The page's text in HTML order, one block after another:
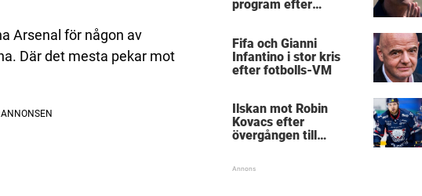
Arsenal för någon av
Där det mesta pekar mot
program efter
Fifa och Gianni
Infantino i stor kris
efter fotbolls-VM
Ilskan mot Robin
Kovacs efter
övergången till